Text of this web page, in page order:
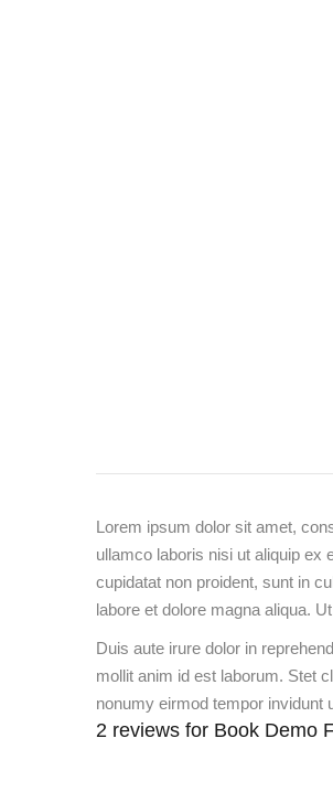
Lorem ipsum dolor sit amet,
ullamco laboris nisi ut aliquip ex
cupidatat non proident, sunt in
labore et dolore magna aliqua.
Duis aute irure dolor in
mollit anim id est laborum. Stet
nonumy eirmod tempor invidunt
2 reviews for Book Demo